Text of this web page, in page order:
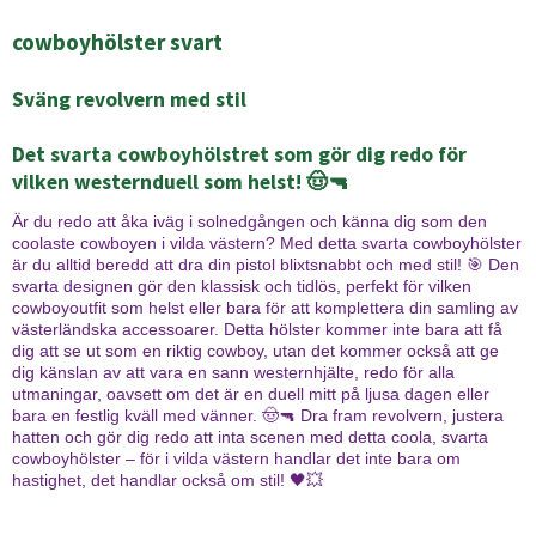
cowboyhölster svart
Sväng revolvern med stil
Det svarta cowboyhölstret som gör dig redo för
vilken westernduell som helst! 🤠🔫
Är du redo att åka iväg i solnedgången och känna dig som den
coolaste cowboyen i vilda västern? Med detta svarta cowboyhölster
är du alltid beredd att dra din pistol blixtsnabbt och med stil! 🎯 Den
svarta designen gör den klassisk och tidlös, perfekt för vilken
cowboyoutfit som helst eller bara för att komplettera din samling av
västerländska accessoarer. Detta hölster kommer inte bara att få
dig att se ut som en riktig cowboy, utan det kommer också att ge
dig känslan av att vara en sann westernhjälte, redo för alla
utmaningar, oavsett om det är en duell mitt på ljusa dagen eller
bara en festlig kväll med vänner. 🤠🔫 Dra fram revolvern, justera
hatten och gör dig redo att inta scenen med detta coola, svarta
cowboyhölster – för i vilda västern handlar det inte bara om
hastighet, det handlar också om stil! 🖤💥